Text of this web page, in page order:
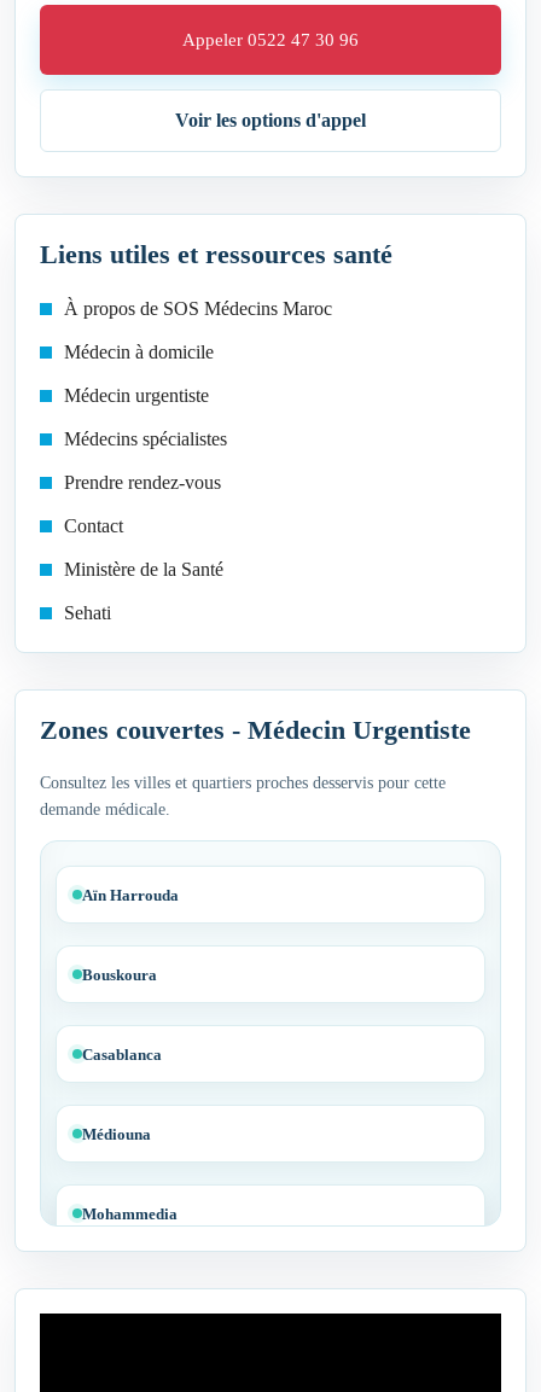
Appeler 0522 47 30 96
Voir les options d'appel
Liens utiles et ressources santé
À propos de SOS Médecins Maroc
Médecin à domicile
Médecin urgentiste
Médecins spécialistes
Prendre rendez-vous
Contact
Ministère de la Santé
Sehati
Zones couvertes - Médecin Urgentiste
Consultez les villes et quartiers proches desservis pour cette
demande médicale.
Aïn Harrouda
Bouskoura
Casablanca
Médiouna
Mohammedia
Tit Mellil